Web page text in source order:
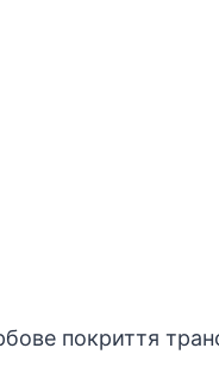
покриття